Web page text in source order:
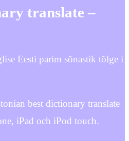
translate –
Eesti parim sõnastik tõlge i
best dictionary translate
iPad och iPod touch.